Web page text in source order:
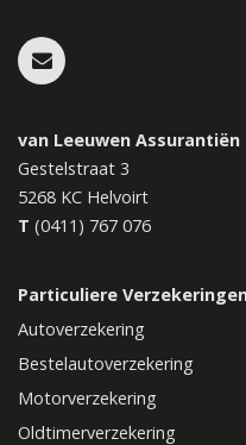
van Leeuwen Assurantiën
Gestelstraat 3
5268 KC Helvoirt
T (0411) 767 076
Particuliere
Autoverzekering
Bestelautoverzekering
Motorverzekering
Oldtimerverzekering